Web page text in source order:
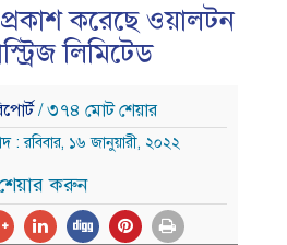
প্রকাশ করেছে ওয়ালটন
লিমিটেড
/ ৩৭৪ মোট শেয়ার
: রবিবার, ১৬ জানুয়ারী, ২০২২
করুন